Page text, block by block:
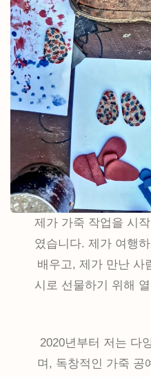
제가 가죽 작업을 시
였습니다. 제가 여행
배우고, 제가 만난 사
시로 선물하기 위해
2020년부터 저는 다
며, 독창적인 가죽 공